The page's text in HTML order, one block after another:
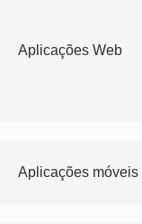
Aplicações Web
Aplicações móveis